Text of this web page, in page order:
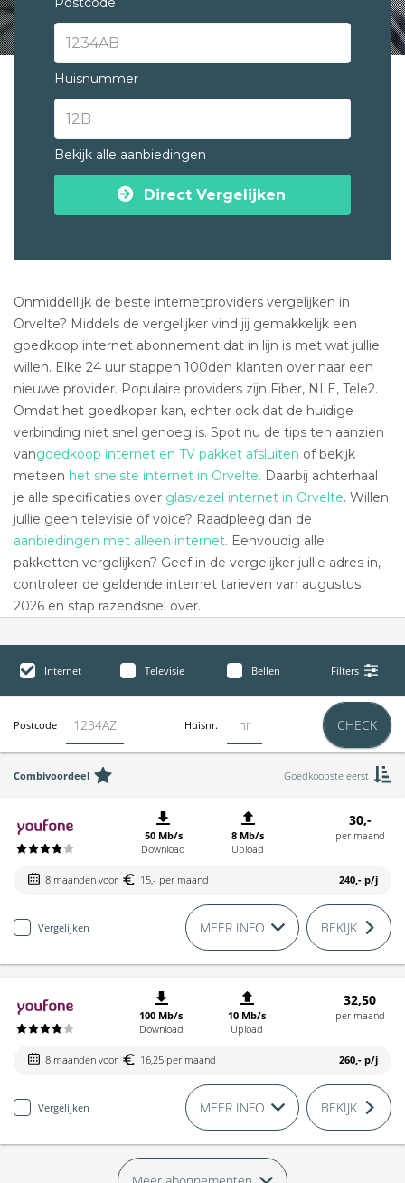
Huisnummer
Bekijk alle aanbiedingen
Direct Vergelijken
Onmiddellijk de beste internetproviders vergelijken in
Orvelte? Middels de vergelijker vind jij gemakkelijk een
goedkoop internet abonnement dat in lijn is met wat jullie
willen. Elke 24 uur stappen 100den klanten over naar een
nieuwe provider. Populaire providers zijn Fiber, NLE, Tele2.
Omdat het goedkoper kan, echter ook dat de huidige
verbinding niet snel genoeg is. Spot nu de tips ten aanzien
vangoedkoop internet en TV pakket afsluiten of bekijk
meteen het snelste internet in Orvelte. Daarbij achterhaal
je alle specificaties over glasvezel internet in Orvelte. Willen
jullie geen televisie of voice? Raadpleeg dan de
aanbiedingen met alleen internet. Eenvoudig alle
pakketten vergelijken? Geef in de vergelijker jullie adres in,
controleer de geldende internet tarieven van augustus
2026 en stap razendsnel over.
Internet Televisie Bellen Filters
Postcode Huisnr. CHECK
Combivoordeel Goedkoopste eerst
50 Mb/s
Download
8 Mb/s
Upload
30,-
per maand
8 maanden voor 15,- per maand 240,- p/j
Vergelijken MEER INFO BEKIJK
100 Mb/s
Download
10 Mb/s
Upload
32,50
per maand
8 maanden voor 16,25 per maand 260,- p/j
Vergelijken MEER INFO BEKIJK